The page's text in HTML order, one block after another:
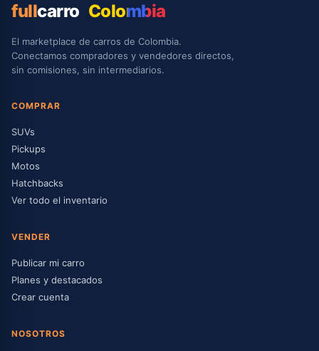
fullcarro Colombia
El marketplace de carros de Colombia.
Conectamos compradores y vendedores directos,
sin comisiones, sin intermediarios.
COMPRAR
SUVs
Pickups
Motos
Hatchbacks
Ver todo el inventario
VENDER
Publicar mi carro
Planes y destacados
Crear cuenta
NOSOTROS